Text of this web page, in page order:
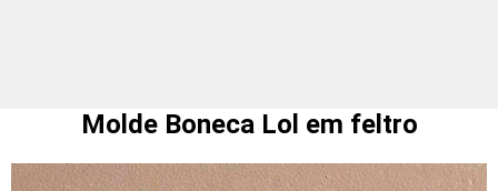
Molde Boneca Lol em feltro